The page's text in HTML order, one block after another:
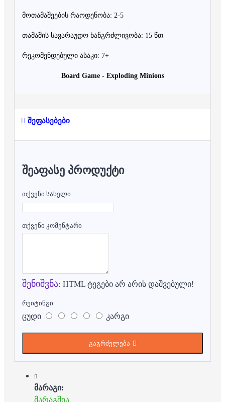
მოთამაშეების რაოდენობა: 2-5
თამაშის სავარაუდო ხანგრძლივობა: 15 წთ
რეკომენდებული ასაკი: 7+
Board Game - Exploding Minions
შეფასებები
ᲨᲔᲐᲤᲐᲡᲔ ᲞᲠᲝᲓᲣᲥᲢᲘ
თქვენი სახელი
თქვენი კომენტარი
შენიშვნა: HTML ტეგები არ არის დაშვებული!
რეიტინგი
ცუდი კარგი
გაგრძელება
მარაგი:
მარაგშია